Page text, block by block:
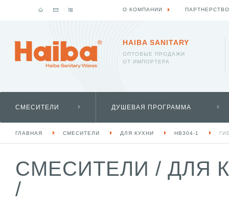
HAIBA SANITARY
ОПТОВЫЕ ПРОДАЖИ
ОТ ИМПОРТЕРА
СМЕСИТЕЛИ ДУШЕВАЯ ПРОГРАММА
ГЛАВНАЯ СМЕСИТЕЛИ ДЛЯ КУХНИ HB304-1
СМЕСИТЕЛИ / ДЛЯ
/
О КОМПАНИИ ПАРТНЕРСТВО